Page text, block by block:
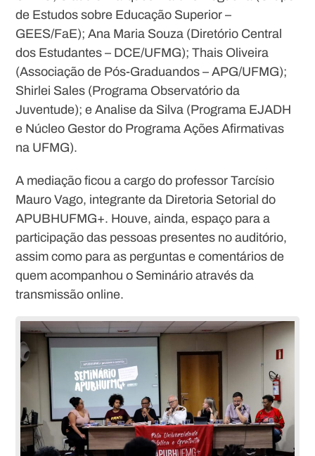
de Estudos sobre Educação Superior –
GEES/FaE); Ana Maria Souza (Diretório Central
dos Estudantes – DCE/UFMG); Thais Oliveira
(Associação de Pós-Graduandos – APG/UFMG);
Shirlei Sales (Programa Observatório da
Juventude); e Analise da Silva (Programa EJADH
e Núcleo Gestor do Programa Ações Afirmativas
na UFMG).
A mediação ficou a cargo do professor Tarcísio
Mauro Vago, integrante da Diretoria Setorial do
APUBHUFMG+. Houve, ainda, espaço para a
participação das pessoas presentes no auditório,
assim como para as perguntas e comentários de
quem acompanhou o Seminário através da
transmissão online.